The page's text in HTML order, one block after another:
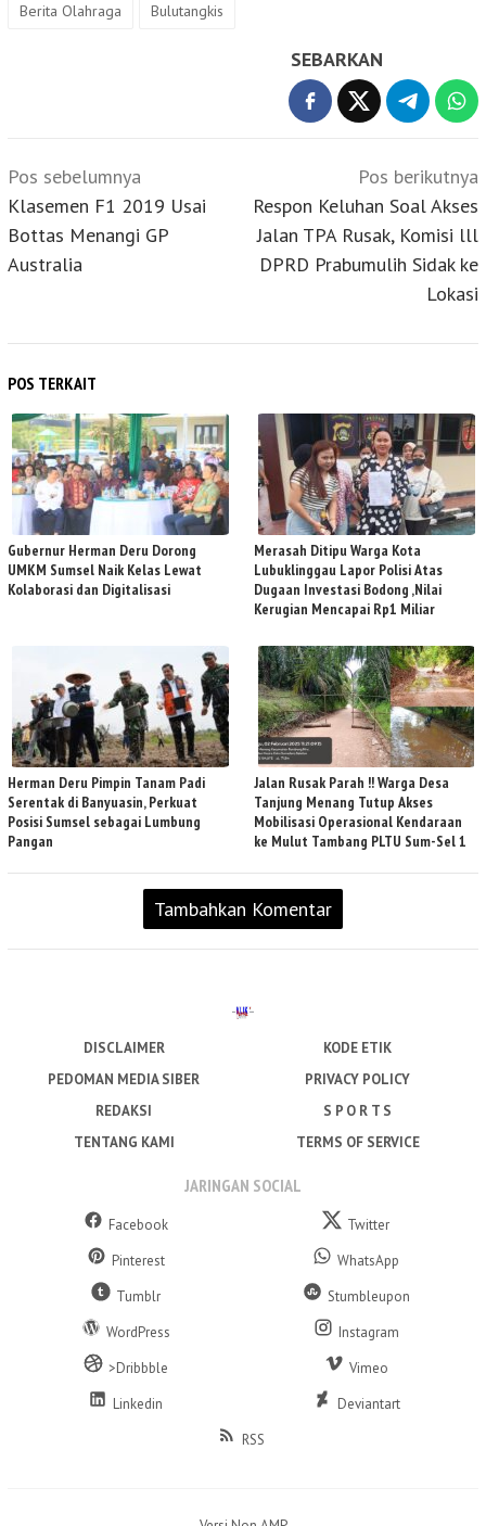
Berita Olahraga Bulutangkis
SEBARKAN
Navigasi
pos
Pos sebelumnya
Klasemen F1 2019 Usai
Bottas Menangi GP
Australia
Pos berikutnya
Respon Keluhan Soal Akses
Jalan TPA Rusak, Komisi lll
DPRD Prabumulih Sidak ke
Lokasi
POS TERKAIT
Gubernur Herman Deru Dorong
UMKM Sumsel Naik Kelas Lewat
Kolaborasi dan Digitalisasi
Merasah Ditipu Warga Kota
Lubuklinggau Lapor Polisi Atas
Dugaan Investasi Bodong ,Nilai
Kerugian Mencapai Rp1 Miliar
Herman Deru Pimpin Tanam Padi
Serentak di Banyuasin, Perkuat
Posisi Sumsel sebagai Lumbung
Pangan
Jalan Rusak Parah !! Warga Desa
Tanjung Menang Tutup Akses
Mobilisasi Operasional Kendaraan
ke Mulut Tambang PLTU Sum-Sel 1
Tambahkan Komentar
DISCLAIMER
KODE ETIK
PEDOMAN MEDIA SIBER
PRIVACY POLICY
REDAKSI
S P O R T S
TENTANG KAMI
TERMS OF SERVICE
JARINGAN SOCIAL
Facebook
Twitter
Pinterest
WhatsApp
Tumblr
Stumbleupon
WordPress
Instagram
>Dribbble
Vimeo
Linkedin
Deviantart
RSS